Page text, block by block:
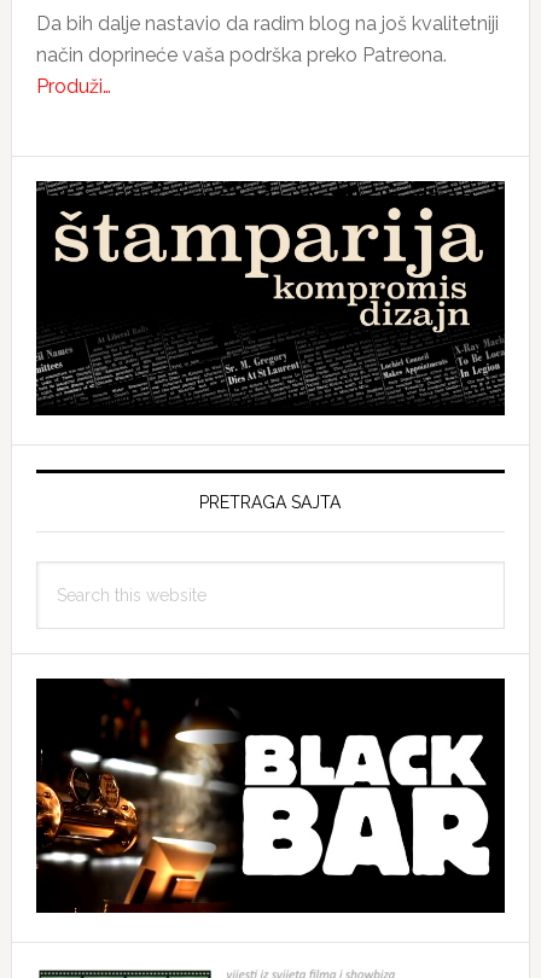
Da bih dalje nastavio da radim blog na još kvalitetniji
način doprineće vaša podrška preko Patreona.
Produži…
PRETRAGA SAJTA
this